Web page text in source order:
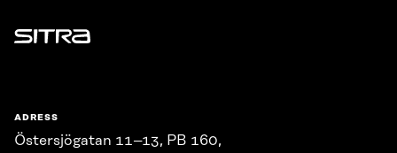
Sitra
ADRESS
Östersjögatan 11–13, PB 160,